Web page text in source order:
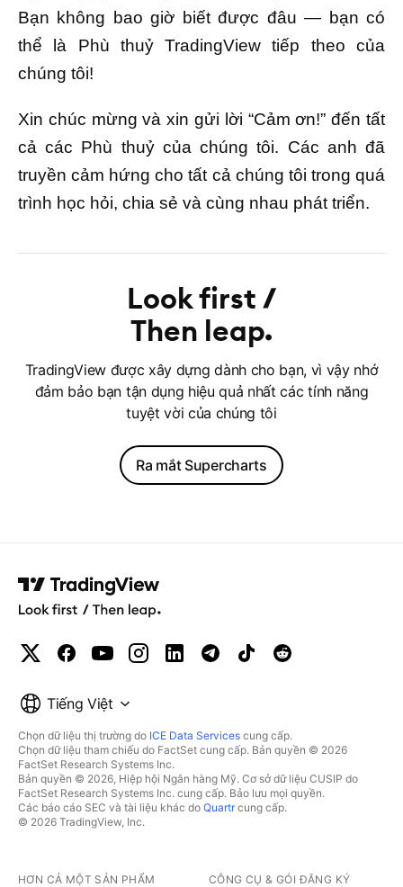
Bạn không bao giờ biết được đâu — bạn có
thể là Phù thuỷ TradingView tiếp theo của
chúng tôi!
Xin chúc mừng và xin gửi lời “Cảm ơn!” đến tất
cả các Phù thuỷ của chúng tôi. Các anh đã
truyền cảm hứng cho tất cả chúng tôi trong quá
trình học hỏi, chia sẻ và cùng nhau phát triển.
Look first
Then leap
TradingView được xây dựng dành cho bạn, vì vậy nhớ
đảm bảo bạn tận dụng hiệu quả nhất các tính năng
tuyệt vời của chúng tôi
Ra mắt Supercharts
Tiếng Việt
Chọn dữ liệu thị trường do ICE Data Services cung cấp.
Chọn dữ liệu tham chiếu do FactSet cung cấp. Bản quyền © 2026
FactSet Research Systems Inc.
Bản quyền © 2026, Hiệp hội Ngân hàng Mỹ. Cơ sở dữ liệu CUSIP do
FactSet Research Systems Inc. cung cấp. Bảo lưu mọi quyền.
Các báo cáo SEC và tài liệu khác do Quartrcung cấp.
© 2026 TradingView, Inc.
HƠN CẢ MỘT SẢN PHẨM CÔNG CỤ & GÓI ĐĂNG KÝ